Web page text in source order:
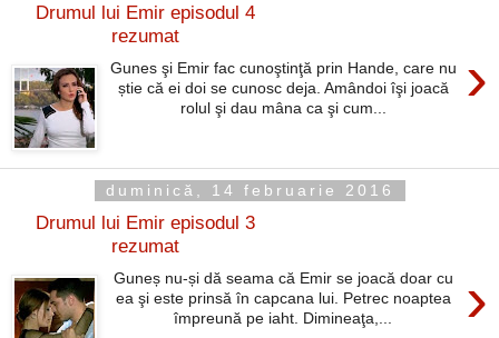
Drumul lui Emir episodul 4
rezumat
›
Gunes şi Emir fac cunoştinţă prin Hande, care nu
știe că ei doi se cunosc deja. Amândoi îşi joacă
rolul şi dau mâna ca şi cum...
duminică, 14 februarie 2016
Drumul lui Emir episodul 3
rezumat
›
Guneș nu-și dă seama că Emir se joacă doar cu
ea şi este prinsă în capcana lui. Petrec noaptea
împreună pe iaht. Dimineaţa,...